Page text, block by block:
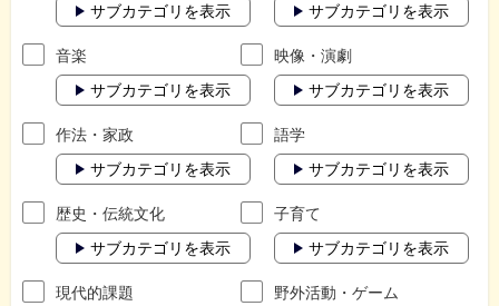
サブカテゴリを表示
サブカテゴリを表示
音楽
サブカテゴリを表示
映像・演劇
サブカテゴリを表示
作法・家政
サブカテゴリを表示
語学
サブカテゴリを表示
歴史・伝統文化
サブカテゴリを表示
子育て
サブカテゴリを表示
現代的課題
野外活動・ゲーム